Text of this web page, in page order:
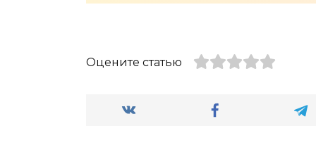
Оцените статью